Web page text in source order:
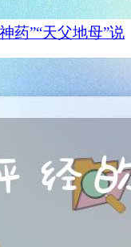
药”“天父地母”说